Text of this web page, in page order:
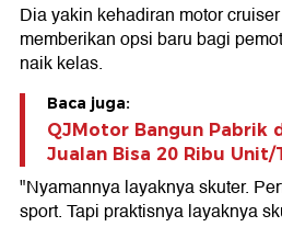
Dia yakin kehadiran motor
memberikan opsi baru bagi
naik kelas.
Baca juga:
QJMotor Bangun Pabrik
Jualan Bisa 20 Ribu Unit/
"Nyamannya layaknya skuter.
sport. Tapi praktisnya layaknya